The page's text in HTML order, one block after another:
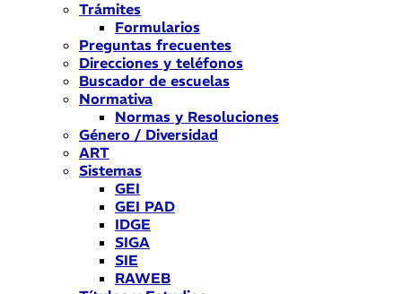
Trámites
Formularios
Preguntas frecuentes
Direcciones y teléfonos
Buscador de escuelas
Normativa
Normas y Resoluciones
Género / Diversidad
ART
Sistemas
GEI
GEI PAD
IDGE
SIGA
SIE
RAWEB